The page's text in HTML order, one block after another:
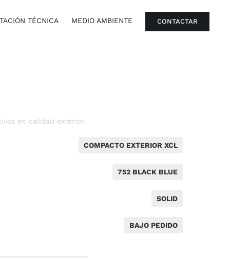
TÉCNICA MEDIO AMBIENTE CONTACTAR
en calidad exterior.
COMPACTO EXTERIOR XCL
752 BLACK BLUE
SOLID
BAJO PEDIDO